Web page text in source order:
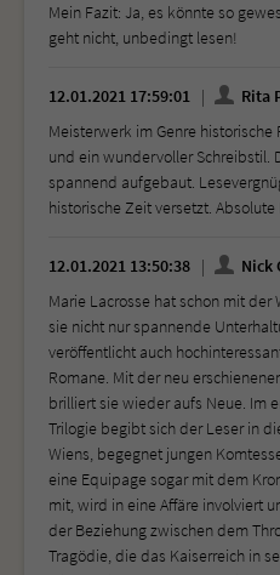
Mein Fazit: Ja, es könnte so
geht nicht, unbedingt lesen!
12.01.2021 17:59:01
Rita
Meisterwerk im Genre historische
und ein wundervoller Schreibstil.
spannend aufgebaut.
historische Zeit versetzt.
12.01.2021 13:50:38
Nick
Marie Lacrosse hat schon mit
sie nicht nur spannende
veröffentlicht auch
Romane. Mit der neu
brilliert sie wieder aufs Neue. Im
Trilogie begibt sich der Leser in
Wiens, begegnet jungen
eine Equipage sogar mit dem
mit, wird in eine Affäre involviert
der Beziehung zwischen dem
Tragödie, die das Kaiserreich in